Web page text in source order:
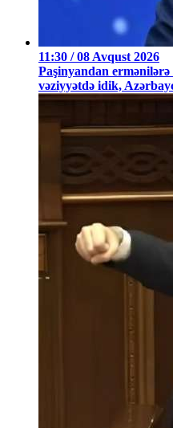
11:30 / 08 Avqust 2026
Paşinyandan ermənilərə
vəziyyətdə idik,